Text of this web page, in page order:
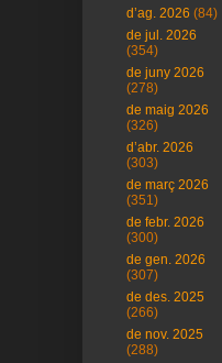
d’ag. 2026 (84)
de jul. 2026
(354)
de juny 2026
(278)
de maig 2026
(326)
d’abr. 2026
(303)
de març 2026
(351)
de febr. 2026
(300)
de gen. 2026
(307)
de des. 2025
(266)
de nov. 2025
(288)